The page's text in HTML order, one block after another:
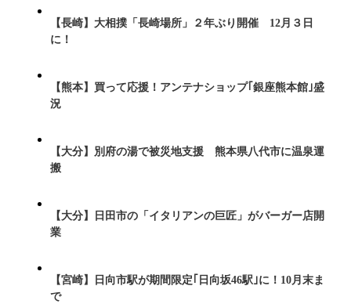
【長崎】大相撲「長崎場所」２年ぶり開催 12月３日
に！
【熊本】買って応援！アンテナショップ｢銀座熊本館｣盛
況
【大分】別府の湯で被災地支援 熊本県八代市に温泉運
搬
【大分】日田市の「イタリアンの巨匠」がバーガー店開
業
【宮崎】日向市駅が期間限定｢日向坂46駅｣に！10月末ま
で